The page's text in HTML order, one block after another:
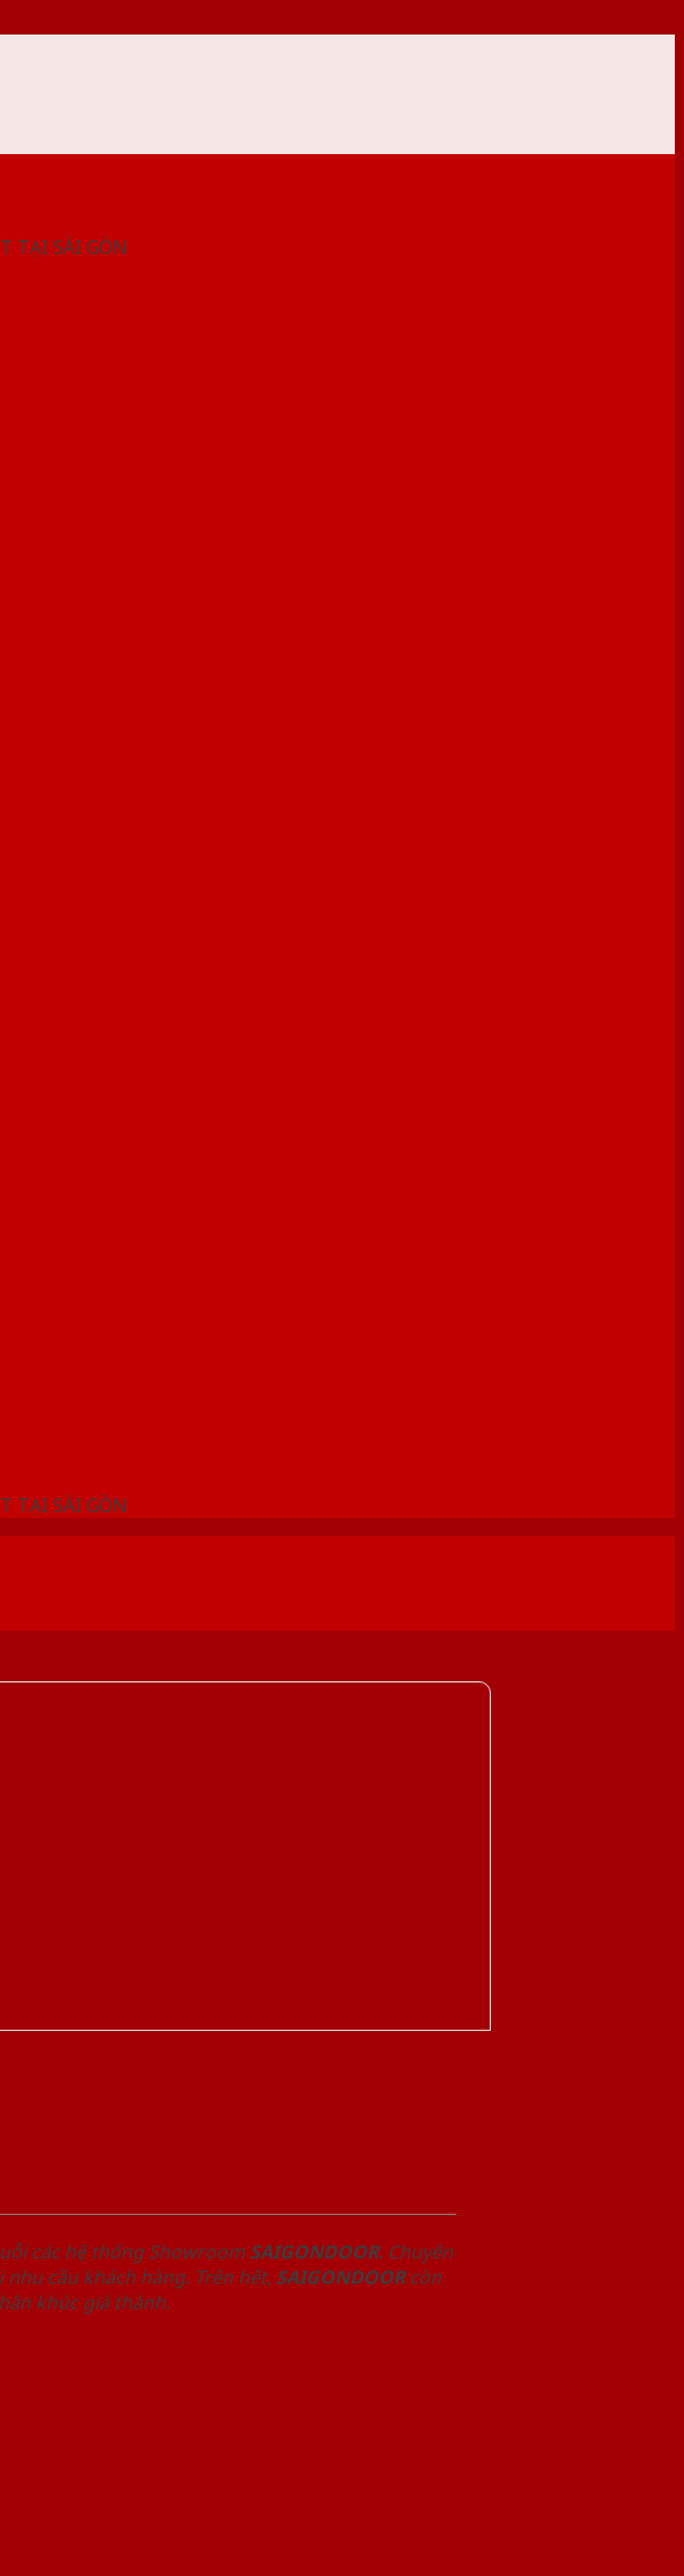
TẠI SÀI GÒN
TẠI SÀI GÒN
các hệ thống Showroom SAIGONDOOR. Chuyên
cầu khách hàng. Trên hết, SAIGONDOORcòn
khúc giá thành.